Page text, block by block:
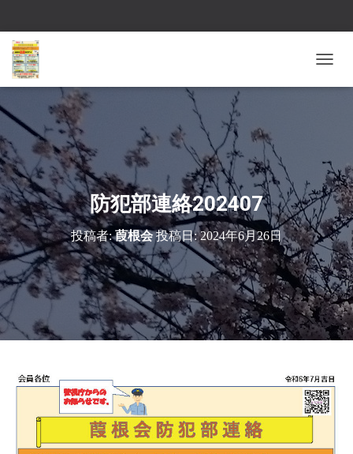
ビ
ン
を
切
り
替
え
防犯部連絡202407
投稿者:葭根会投稿日:2024年6月26日